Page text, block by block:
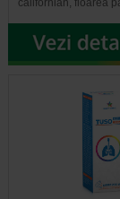
californian, floarea